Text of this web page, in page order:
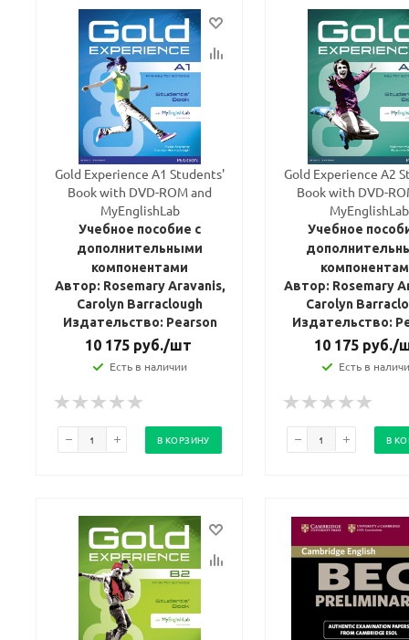
Gold Experience A1 Students'
Book with DVD-ROM and
MyEnglishLab
Учебное пособие с
дополнительными
компонентами
Автор: Rosemary Aravanis,
Carolyn Barraclough
Издательство: Pearson
10 175руб./шт
Есть в наличии
В КОРЗИНУ
Gold Experience A2
Book with DVD-
MyEnglishLab
Учебное
Автор: Rosemary
Carolyn
Издательство:
10 175руб./
Есть в
В